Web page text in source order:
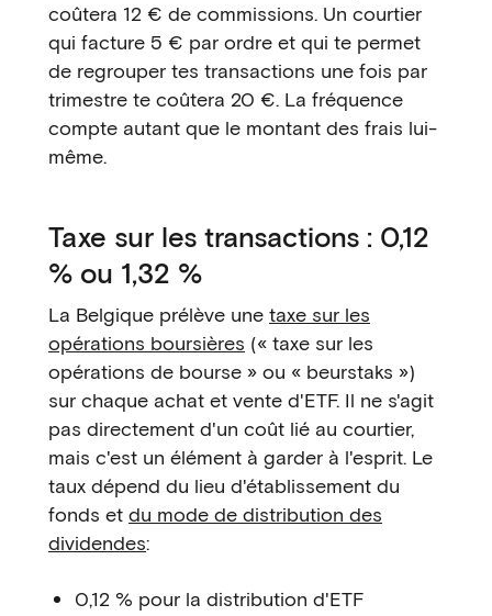
coûtera 12 € de commissions. Un courtier
qui facture 5 € par ordre et qui te permet
de regrouper tes transactions une fois par
trimestre te coûtera 20 €. La fréquence
compte autant que le montant des frais lui-
même.
Taxe sur les transactions : 0,12
% ou 1,32 %
La Belgique prélève une taxe sur les
opérations boursières (« taxe sur les
opérations de bourse » ou « beurstaks »)
sur chaque achat et vente d'ETF. Il ne s'agit
pas directement d'un coût lié au courtier,
mais c'est un élément à garder à l'esprit. Le
taux dépend du lieu d'établissement du
fonds et du mode de distribution des
dividendes:
0,12 % pour la distribution d'ETF